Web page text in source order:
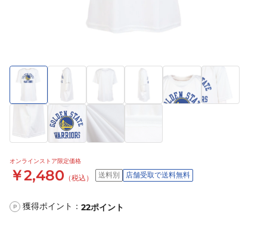
オンラインストア限定価格
￥2,480 （税込） 送料別 店舗受取で送料無料
P 獲得ポイント： 22ポイント